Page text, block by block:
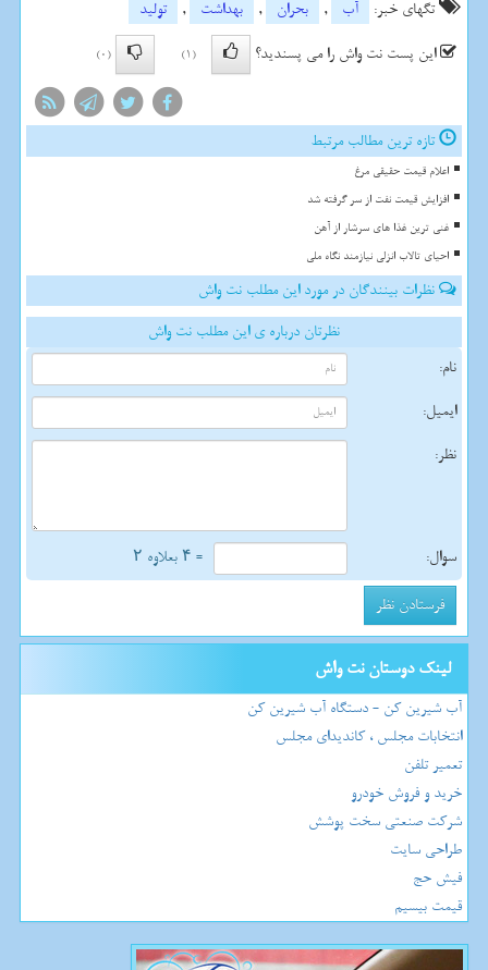
تگهای خبر: آب , بحران , بهداشت ,
تولید
این پست نت واش را می پسندید؟
(1)
(0)
تازه ترین مطالب مرتبط
اعلام قیمت حقیقی مرغ
افزایش قیمت نفت از سر گرفته شد
غنی ترین غذا های سرشار از آهن
احیای تالاب انزلی نیازمند نگاه ملی
نظرات بینندگان در مورد این مطلب نت واش
نظرتان درباره ی این مطلب نت واش
نام:
ایمیل:
نظر:
سوال: = ۴ بعلاوه ۲
لینک دوستان نت واش
آب شیرین کن - دستگاه آب شیرین کن
انتخابات مجلس ، کاندیدای مجلس
تعمیر تلفن
خرید و فروش خودرو
شرکت صنعتی سخت پوشش
طراحی سایت
فیش حج
قیمت بیسیم